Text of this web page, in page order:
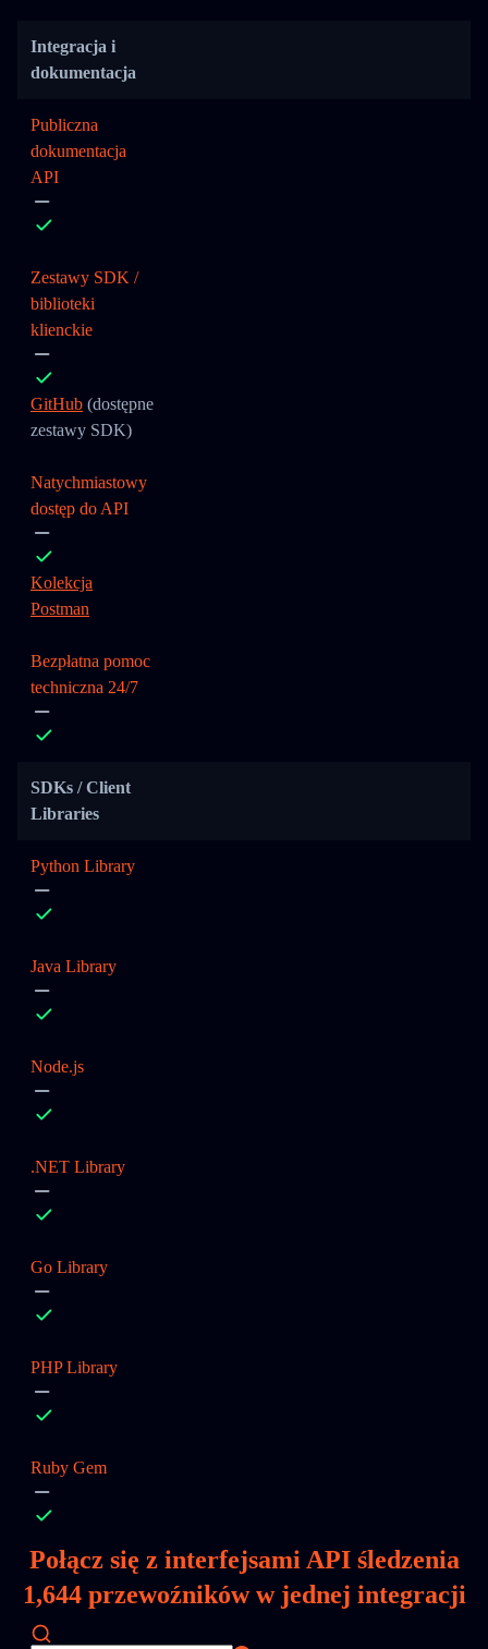
Integracja i
dokumentacja
Publiczna
dokumentacja
API
Zestawy SDK /
biblioteki
klienckie
GitHub (dostępne
zestawy SDK)
Natychmiastowy
dostęp do API
Kolekcja
Postman
Bezpłatna pomoc
techniczna 24/7
SDKs / Client
Libraries
Python Library
Java Library
Node.js
.NET Library
Go Library
PHP Library
Ruby Gem
Połącz się z interfejsami API śledzenia
1,644przewoźników w jednej integracji